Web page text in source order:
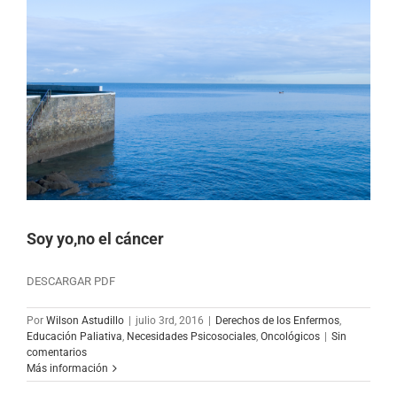
Soy yo,no el cáncer
DESCARGAR PDF
Por Wilson Astudillo julio 3rd, 2016 Derechos de los Enfermos,
Educación Paliativa, Necesidades Psicosociales, Oncológicos
Sin
comentarios
Más información